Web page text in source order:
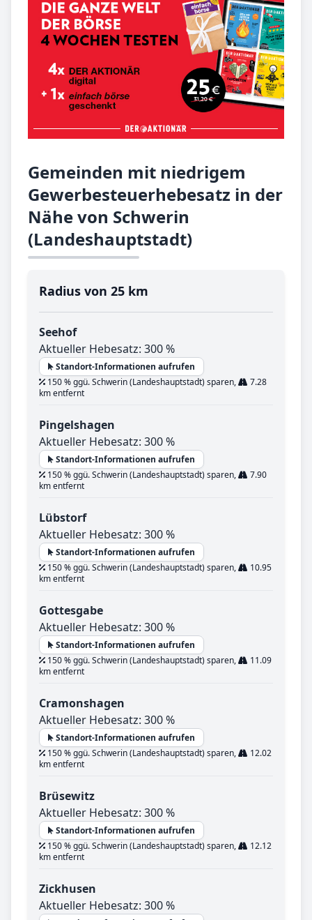
Gemeinden mit niedrigem
Gewerbesteuerhebesatz in der
Nähe von Schwerin
(Landeshauptstadt)
Radius von 25 km
Seehof
Aktueller Hebesatz: 300 %
Standort-Informationen aufrufen
150 % ggü. Schwerin (Landeshauptstadt) sparen,
7.28
km entfernt
Pingelshagen
Aktueller Hebesatz: 300 %
Standort-Informationen aufrufen
150 % ggü. Schwerin (Landeshauptstadt) sparen,
7.90
km entfernt
Lübstorf
Aktueller Hebesatz: 300 %
Standort-Informationen aufrufen
150 % ggü. Schwerin (Landeshauptstadt) sparen,
10.95
km entfernt
Gottesgabe
Aktueller Hebesatz: 300 %
Standort-Informationen aufrufen
150 % ggü. Schwerin (Landeshauptstadt) sparen,
11.09
km entfernt
Cramonshagen
Aktueller Hebesatz: 300 %
Standort-Informationen aufrufen
150 % ggü. Schwerin (Landeshauptstadt) sparen,
12.02
km entfernt
Brüsewitz
Aktueller Hebesatz: 300 %
Standort-Informationen aufrufen
150 % ggü. Schwerin (Landeshauptstadt) sparen,
12.12
km entfernt
Zickhusen
Aktueller Hebesatz: 300 %